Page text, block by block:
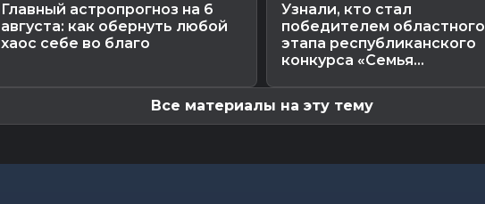
Главный астропрогноз на 6
августа: как обернуть любой
хаос себе во благо
Узнали, кто стал
победителем областного
этапа республиканского
конкурса «Семья...
Все материалы на эту тему